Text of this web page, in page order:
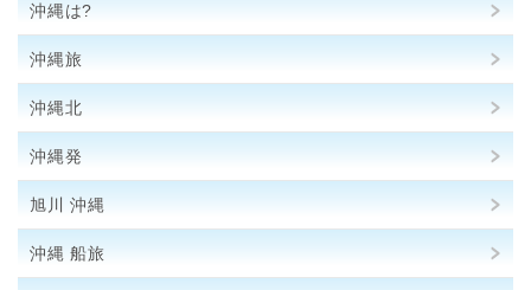
沖縄は?
沖縄旅
沖縄北
沖縄発
旭川 沖縄
沖縄 船旅